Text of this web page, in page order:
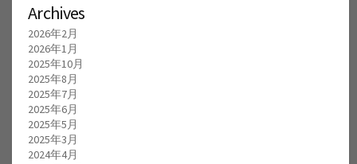
Archives
2026年2月
2026年1月
2025年10月
2025年8月
2025年7月
2025年6月
2025年5月
2025年3月
2024年4月